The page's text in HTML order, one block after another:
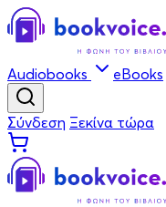
Audiobooks eBooks
Σύνδεση Ξεκίνα τώρα